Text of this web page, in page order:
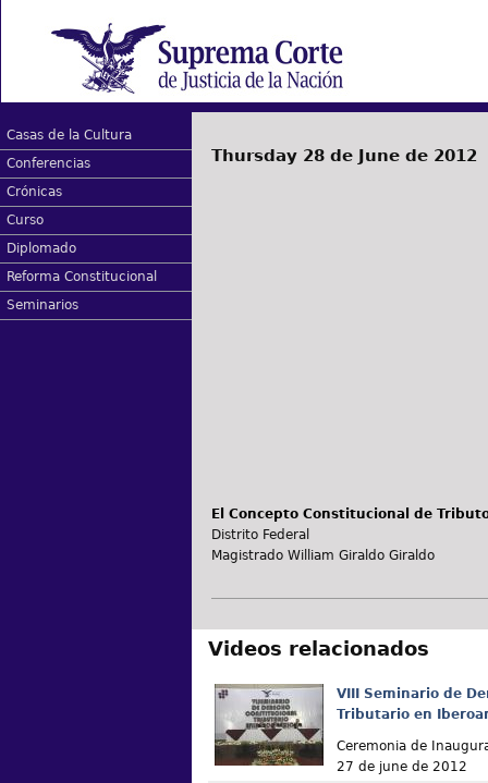
Casas de la Cultura
Conferencias
Crónicas
Curso
Diplomado
Reforma Constitucional
Seminarios
Thursday 28 de June de 2012
El Concepto Constitucional de
Distrito Federal
Magistrado William Giraldo Giraldo
Videos relacionados
VIII Seminario de
Tributario en
Ceremonia de
27 de june de 2012